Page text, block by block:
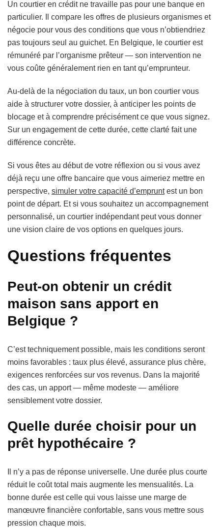
Un courtier en crédit ne travaille pas pour une banque en
particulier. Il compare les offres de plusieurs organismes et
négocie pour vous des conditions que vous n’obtiendriez
pas toujours seul au guichet. En Belgique, le courtier est
rémunéré par l’organisme prêteur — son intervention ne
vous coûte généralement rien en tant qu’emprunteur.
Au-delà de la négociation du taux, un bon courtier vous
aide à structurer votre dossier, à anticiper les points de
blocage et à comprendre précisément ce que vous signez.
Sur un engagement de cette durée, cette clarté fait une
différence concrète.
Si vous êtes au début de votre réflexion ou si vous avez
déjà reçu une offre bancaire que vous aimeriez mettre en
perspective, simuler votre capacité d’empruntest un bon
point de départ. Et si vous souhaitez un accompagnement
personnalisé, un courtier indépendant peut vous donner
une vision claire de vos options en quelques jours.
Questions fréquentes
Peut-on obtenir un crédit
maison sans apport en
Belgique ?
C’est techniquement possible, mais les conditions seront
moins favorables : taux plus élevé, assurance plus chère,
exigences renforcées sur vos revenus. Dans la majorité
des cas, un apport — même modeste — améliore
sensiblement votre dossier.
Quelle durée choisir pour un
prêt hypothécaire ?
Il n’y a pas de réponse universelle. Une durée plus courte
réduit le coût total mais augmente les mensualités. La
bonne durée est celle qui vous laisse une marge de
manœuvre financière confortable, sans vous mettre sous
pression chaque mois.